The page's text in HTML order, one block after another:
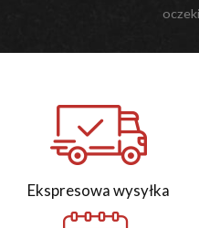
Ekspresowa wysyłka